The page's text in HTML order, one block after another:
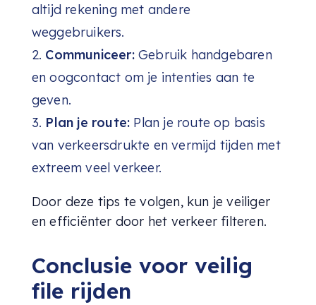
altijd rekening met andere
weggebruikers.
Communiceer: Gebruik handgebaren
en oogcontact om je intenties aan te
geven.
Plan je route: Plan je route op basis
van verkeersdrukte en vermijd tijden met
extreem veel verkeer.
Door deze tips te volgen, kun je veiliger
en efficiënter door het verkeer filteren.
Conclusie voor veilig
file rijden